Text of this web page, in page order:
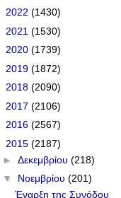
2022 (1430)
2021 (1530)
2020 (1739)
2019 (1872)
2018 (2090)
2017 (2106)
2016 (2567)
2015 (2187)
► Δεκεμβρίου (218)
▼ Νοεμβρίου (201)
Έναρξη της Συνόδου